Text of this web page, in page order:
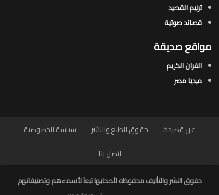
ترنيم القصيد
قصائد صوتية
مواقع صديقة
القران الكريم
ميديا مصر
عن قصيدة حقوق الطبع والنشر
سياسة الخصوصية
اتصل بنا
حقوق النشر والتأليف محفوظه لأصحابها تبعاَ لأسماءهم وتصنيفاتهم